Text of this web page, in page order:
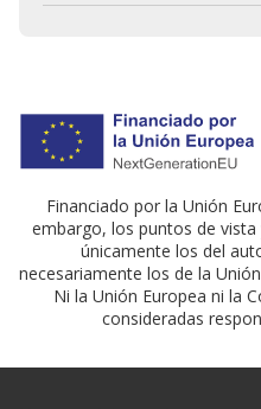
Financiado por la Unión
embargo, los puntos de
únicamente los del
necesariamente los de la
Ni la Unión Europea ni la
consideradas